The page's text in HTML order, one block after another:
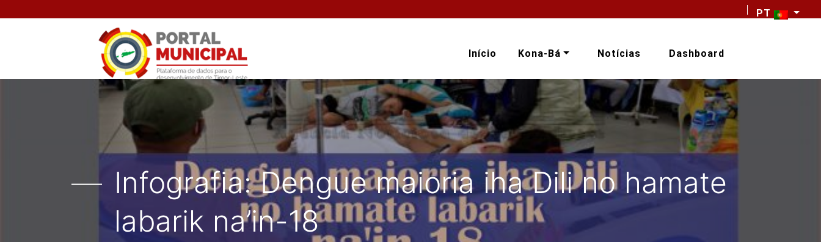
PT
Início Kona-Bá Notícias Dashboard
Infografia: Dengue maioria iha Dili no hamate
labarik na’in-18